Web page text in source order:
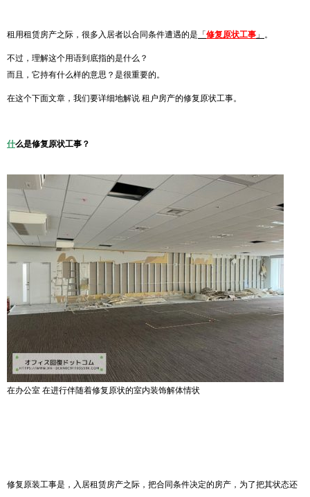
租用租赁房产之际，很多入居者以合同条件遭遇的是 「修复原状工事 」 。
不过，理解这个用语到底指的是什么？
而且，它持有什么样的意思？是很重要的。
在这个下面文章，我们要详细地解说 租户房产的修复原状工事。
什么是修复原状工事？
在办公室 在进行伴随着修复原状的室内装饰解体情状
修复原装工事是，入居租赁房产之际，把合同条件决定的房产，为了把其状态还